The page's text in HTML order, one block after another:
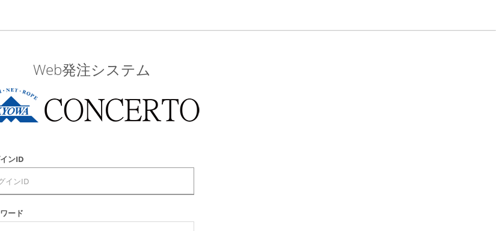
Web発注システム
ンID
ード